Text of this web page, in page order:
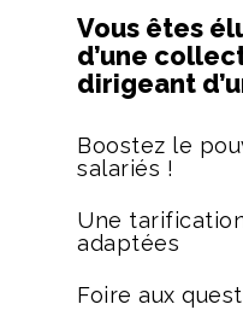
Vous êtes élu
d’une
dirigeant
Boostez le
salariés !
Une
adaptées
Foire aux